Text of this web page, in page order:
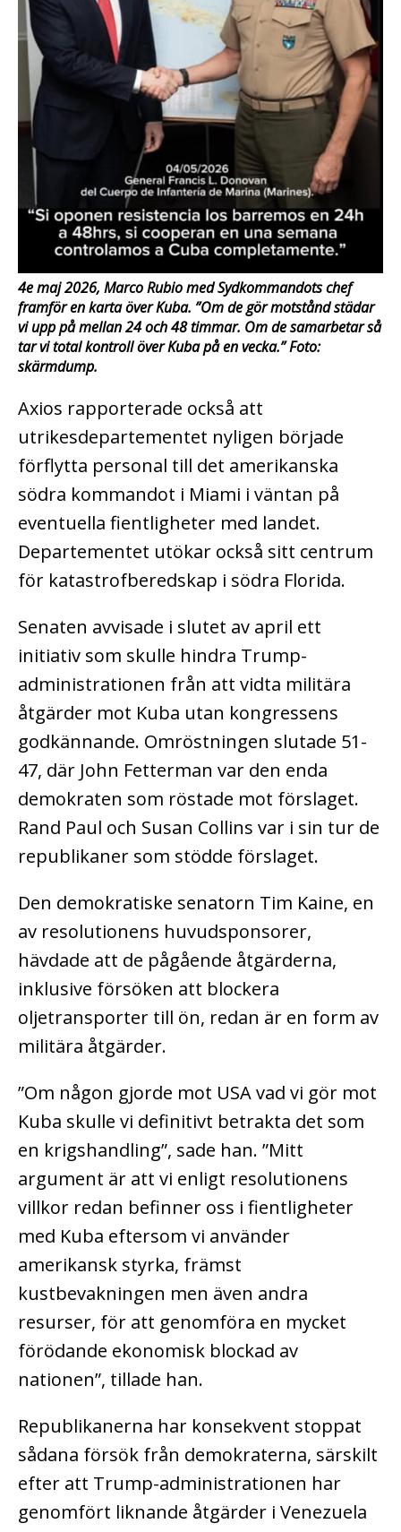
4e maj 2026, Marco Rubio med Sydkommandots chef
framför en karta över Kuba. ”Om de gör motstånd städar
vi upp på mellan 24 och 48 timmar. Om de samarbetar så
tar vi total kontroll över Kuba på en vecka.” Foto:
skärmdump.
Axios rapporterade också att
utrikesdepartementet nyligen började
förflytta personal till det amerikanska
södra kommandot i Miami i väntan på
eventuella fientligheter med landet.
Departementet utökar också sitt centrum
för katastrofberedskap i södra Florida.
Senaten avvisade i slutet av april ett
initiativ som skulle hindra Trump-
administrationen från att vidta militära
åtgärder mot Kuba utan kongressens
godkännande. Omröstningen slutade 51-
47, där John Fetterman var den enda
demokraten som röstade mot förslaget.
Rand Paul och Susan Collins var i sin tur de
republikaner som stödde förslaget.
Den demokratiske senatorn Tim Kaine, en
av resolutionens huvudsponsorer,
hävdade att de pågående åtgärderna,
inklusive försöken att blockera
oljetransporter till ön, redan är en form av
militära åtgärder.
”Om någon gjorde mot USA vad vi gör mot
Kuba skulle vi definitivt betrakta det som
en krigshandling”, sade han. ”Mitt
argument är att vi enligt resolutionens
villkor redan befinner oss i fientligheter
med Kuba eftersom vi använder
amerikansk styrka, främst
kustbevakningen men även andra
resurser, för att genomföra en mycket
förödande ekonomisk blockad av
nationen”, tillade han.
Republikanerna har konsekvent stoppat
sådana försök från demokraterna, särskilt
efter att Trump-administrationen har
genomfört liknande åtgärder i Venezuela